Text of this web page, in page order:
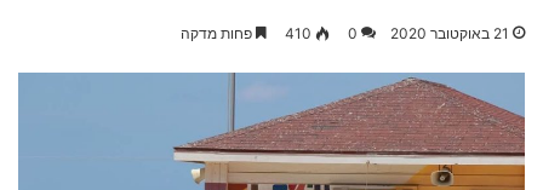
21 באוקטובר 2020 0
410 פחות מדקה